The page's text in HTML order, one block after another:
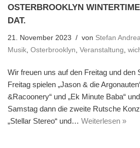
OSTERBROOKLYN
DAT.
21. November 2023 von Stefan
Musik Osterbrooklyn Veranstaltung
Wir freuen uns auf den Freitag und den
Freitag spielen „Jason & die
&Racoonery“ und „Ek Minute Baba“
Samstag dann die zweite Rutsche
„Stellar Stereo“ und… Weiterlesen »